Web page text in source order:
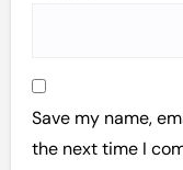
Save my name,
the next time I